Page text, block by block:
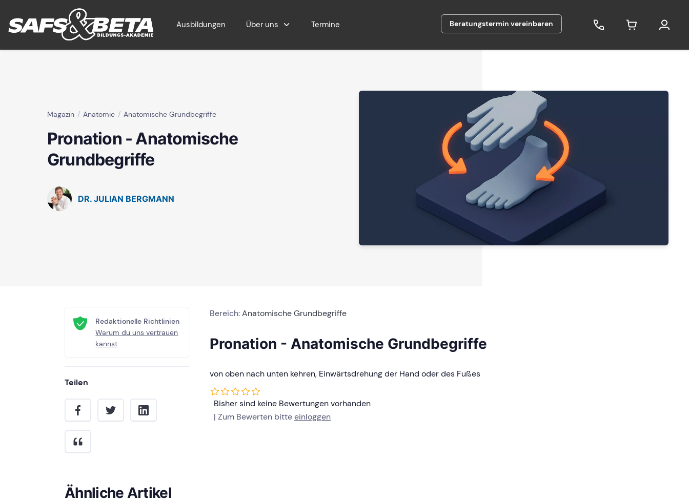
Ausbildungen Über uns Termine Beratungstermin vereinbaren
Magazin Anatomie Anatomische Grundbegriffe
Pronation - Anatomische
Grundbegriffe
DR. JULIAN BERGMANN
Redaktionelle Richtlinien
Warum du uns vertrauen
kannst
Teilen
Bereich:Anatomische Grundbegriffe
Pronation - Anatomische Grundbegriffe
von oben nach unten kehren, Einwärtsdrehung der Hand oder des Fußes
Bisher sind keine Bewertungen vorhanden
| Zum Bewerten bitteeinloggen
Ähnliche Artikel